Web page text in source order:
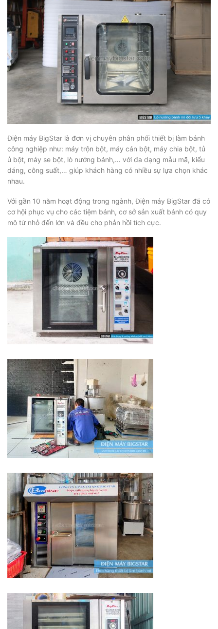
Điện máy BigStar là đơn vị chuyên phân phối thiết bị làm bánh
công nghiệp như: máy trộn bột, máy cán bột, máy chia bột, tủ
ủ bột, máy se bột, lò nướng bánh,… với đa dạng mẫu mã, kiểu
dáng, công suất,… giúp khách hàng có nhiều sự lựa chọn khác
nhau.
Với gần 10 năm hoạt động trong ngành, Điện máy BigStar đã có
cơ hội phục vụ cho các tiệm bánh, cơ sở sản xuất bánh có quy
mô từ nhỏ đến lớn và đều cho phản hồi tích cực.